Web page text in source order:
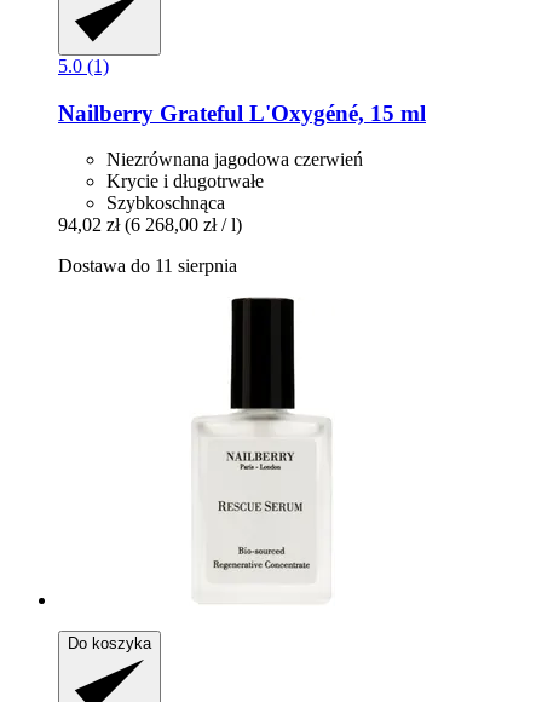
5.0 (1)
Nailberry Grateful L'Oxygéné, 15 ml
Niezrównana jagodowa czerwień
Krycie i długotrwałe
Szybkoschnąca
94,02 zł (6 268,00 zł / l)
Dostawa do 11 sierpnia
Do koszyka